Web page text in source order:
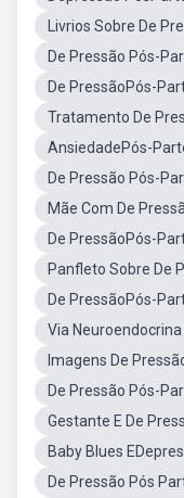
Livrios Sobre De
De Pressão Pós-
De PressãoPós-
Tratamento De
AnsiedadePós-
De Pressão Pós-
Mãe Com De
De PressãoPós-
Panfleto Sobre De
De PressãoPós-
Via
Imagens De
De Pressão Pós-
Gestante E De
Baby Blues
De Pressão Pós